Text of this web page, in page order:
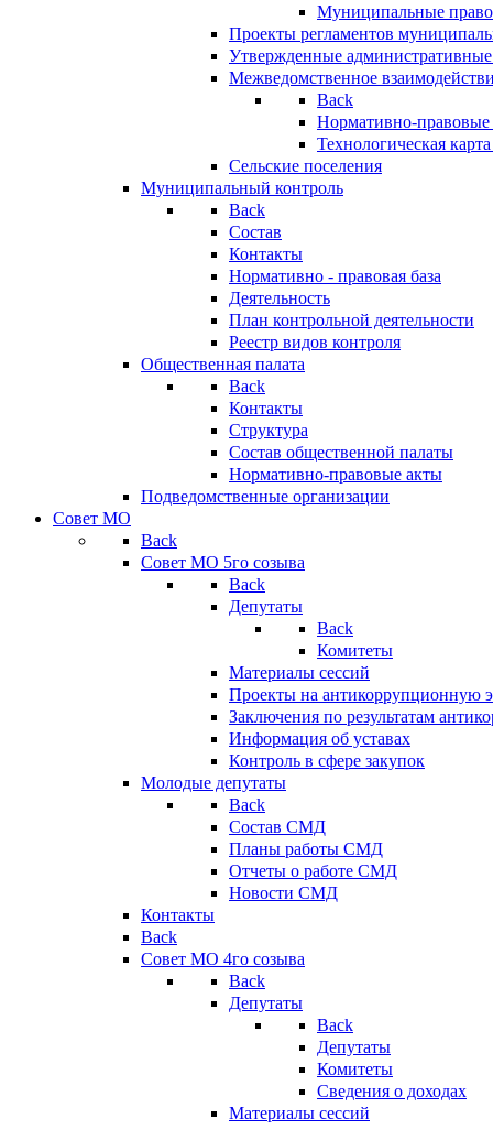
Муниципальные
Проекты регламентов
Утвержденные
Межведомственное
Back
Нормативно-правовые
Технологическая
Сельские поселения
Муниципальный контроль
Back
Состав
Контакты
Нормативно - правовая база
Деятельность
План контрольной деятельности
Реестр видов контроля
Общественная палата
Back
Контакты
Структура
Состав общественной палаты
Нормативно-правовые акты
Подведомственные организации
Совет МО
Back
Совет МО 5го созыва
Back
Депутаты
Back
Комитеты
Материалы сессий
Проекты на антикоррупционную
Заключения по результатам
Информация об уставах
Контроль в сфере закупок
Молодые депутаты
Back
Состав СМД
Планы работы СМД
Отчеты о работе СМД
Новости СМД
Контакты
Back
Совет МО 4го созыва
Back
Депутаты
Back
Депутаты
Комитеты
Сведения о доходах
Материалы сессий